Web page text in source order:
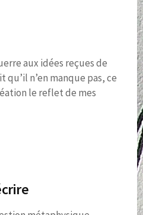
aux idées reçues de
n’en manque pas, ce
le reflet de mes